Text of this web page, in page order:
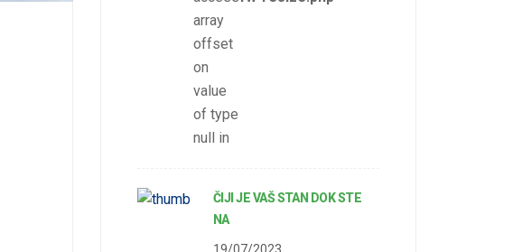
array
offset
on
value
of type
null in
ČIJI JE VAŠ STAN DOK STE
NA